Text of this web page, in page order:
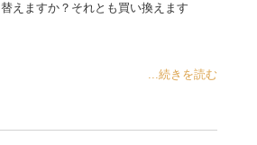
替えますか？それとも買い換えます
...続きを読む